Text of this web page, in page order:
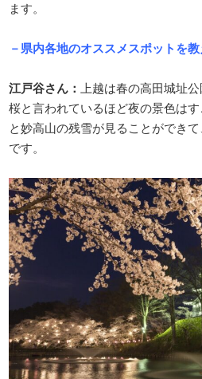
ます。
－県内各地のオススメスポットを
江戸谷さん：
上越は春の高田城址
桜と言われているほど夜の景色は
と妙高山の残雪が見ることができ
です。